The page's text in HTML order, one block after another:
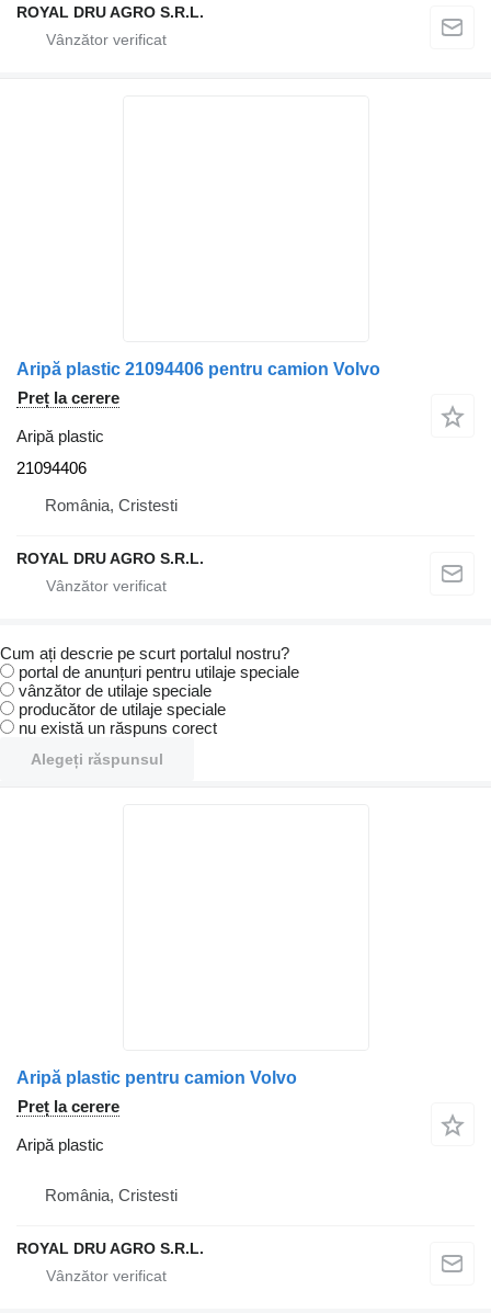
ROYAL DRU AGRO S.R.L.
Aripă plastic 21094406 pentru camion Volvo
Preț la cerere
Aripă plastic
21094406
România, Cristesti
ROYAL DRU AGRO S.R.L.
Cum ați descrie pe scurt portalul nostru?
portal de anunțuri pentru utilaje speciale
vânzător de utilaje speciale
producător de utilaje speciale
nu există un răspuns corect
Alegeți răspunsul
Aripă plastic pentru camion Volvo
Preț la cerere
Aripă plastic
România, Cristesti
ROYAL DRU AGRO S.R.L.